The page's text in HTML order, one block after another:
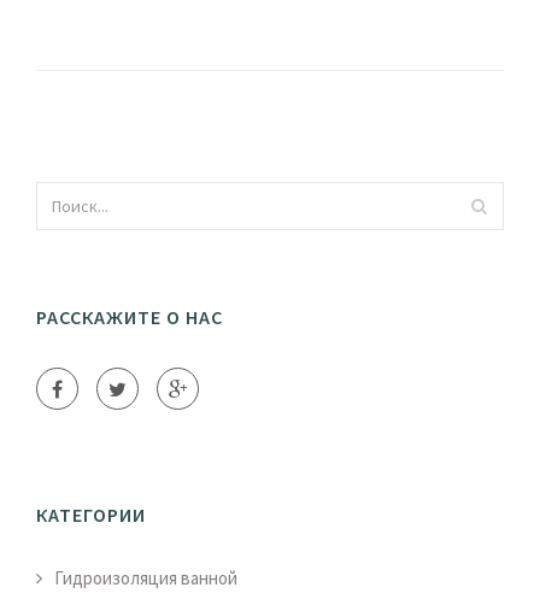
РАССКАЖИТЕ О НАС
КАТЕГОРИИ
Гидроизоляция ванной